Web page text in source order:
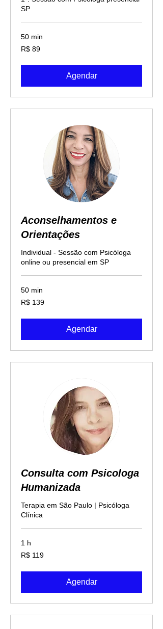
SP
50 min
89
Reais
R$ 89
Agendar
Aconselhamentos e
Orientações
Individual - Sessão com Psicóloga
online ou presencial em SP
50 min
139
Reais
R$ 139
Agendar
Consulta com Psicologa
Humanizada
Terapia em São Paulo | Psicóloga
Clínica
1 h
119
Reais
R$ 119
Agendar